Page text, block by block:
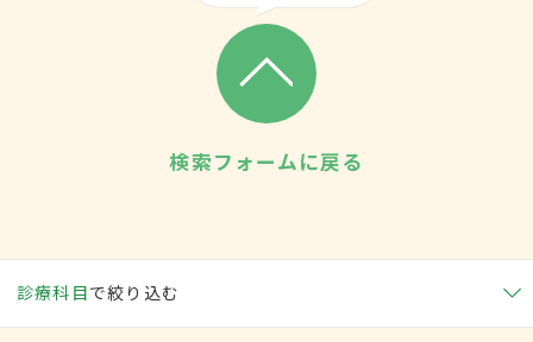
検索フォームに戻る
診療科目で絞り込む